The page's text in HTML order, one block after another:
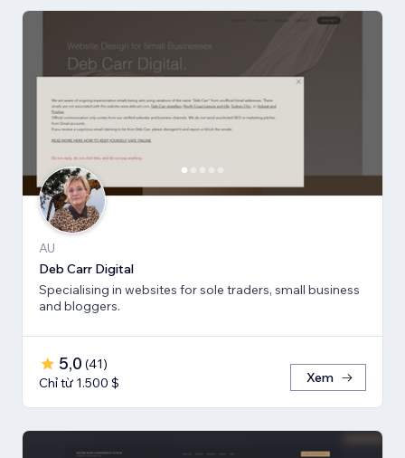
AU
Deb Carr Digital
Specialising in websites for sole traders, small business
and bloggers.
5,0 (41)
Chỉ từ 1.500 $
Xem